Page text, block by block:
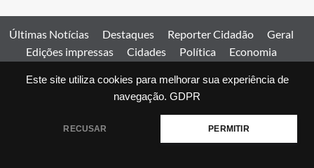
Este site utiliza cookies para melhorar sua experiência de
navegação. GDPR
RECUSAR PERMITIR
Últimas Notícias Destaques Reporter Cidadão
Geral
Edições impressas
Cidades Política
Economia
Comercial
Edições impressas Expediente Home
© 2026 Jornal Estado de Goiás. Todos os direitos reservados.
by AF themes.